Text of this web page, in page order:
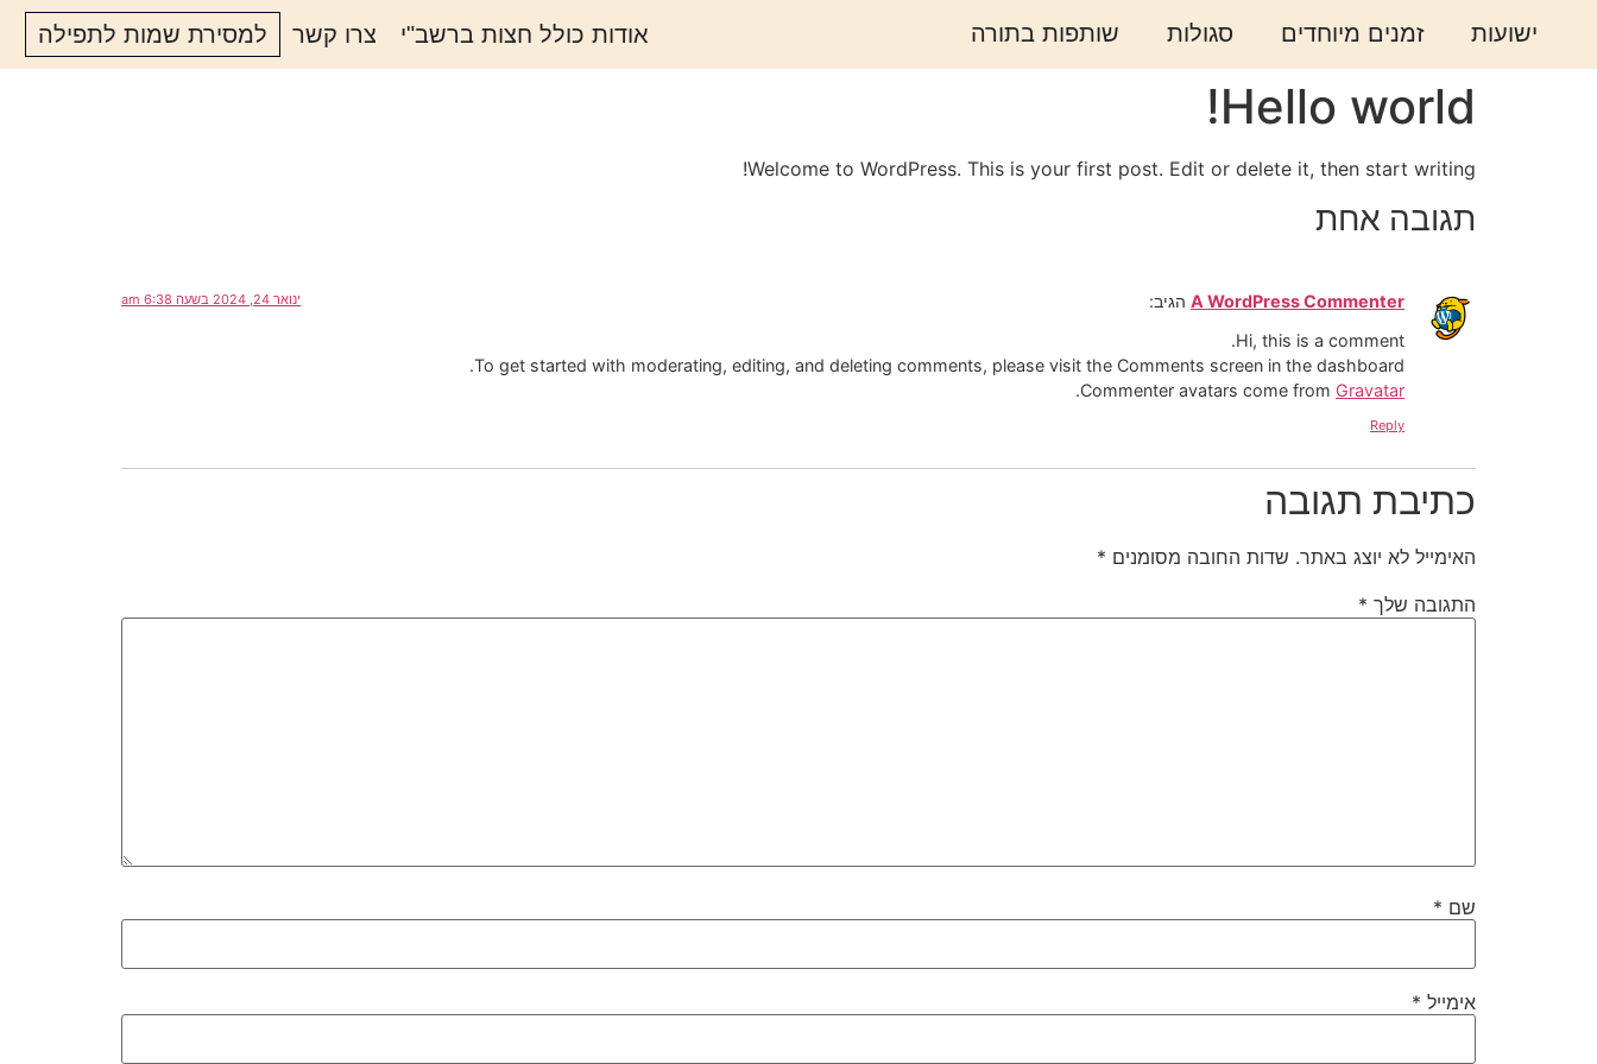
ישועות זמנים מיוחדים סגולות שותפות בתורה אודות כולל חצות ברשב"י צרו קשר למסירת שמות לתפילה
Hello world!
Welcome to WordPress. This is your first post. Edit or delete it, then start writing!
תגובה אחת
A WordPress Commenter הגיב: ינואר 24, 2024 בשעה 6:38 am
Hi, this is a comment.
To get started with moderating, editing, and deleting comments, please visit the Comments screen in the dashboard.
Commenter avatars come from Gravatar
.
Reply
כתיבת תגובה
האימייל לא יוצג באתר. שדות החובה מסומנים *
התגובה שלך *
שם *
אימייל *